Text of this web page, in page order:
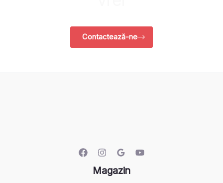
Contactează-ne
Magazin